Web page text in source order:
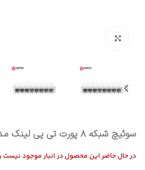
سوئیچ شبکه 8 پورت تی پی لینک مدل TL-LS1008
در حال حاضر این محصول در انبار موجود